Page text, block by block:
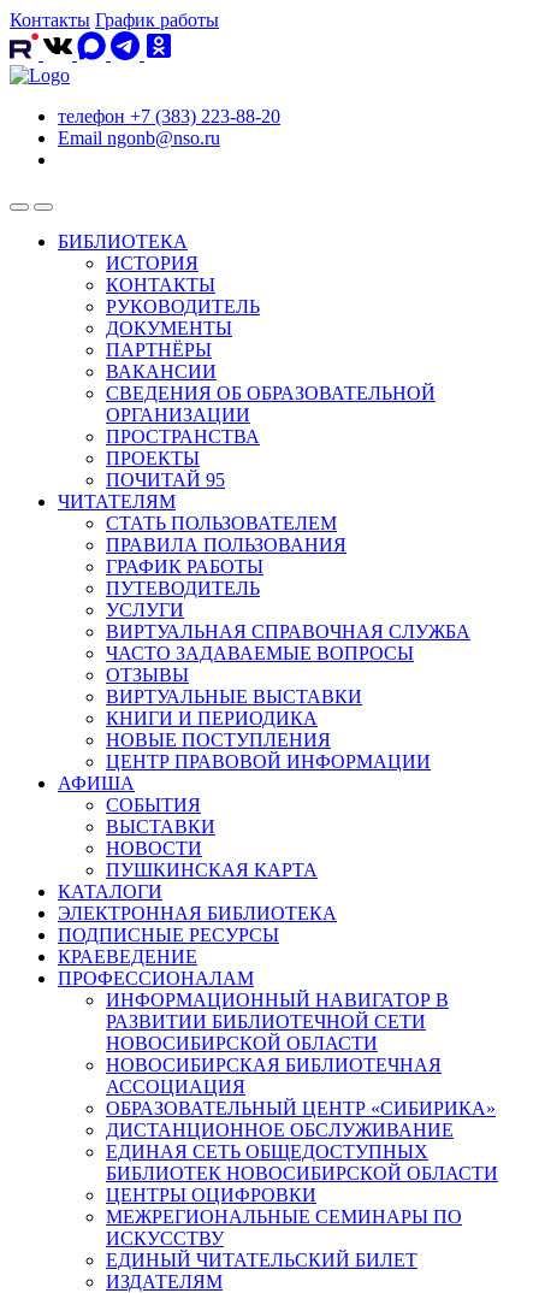
Контакты График работы
телефон +7 (383) 223-88-20
Email ngonb@nso.ru
БИБЛИОТЕКА
ИСТОРИЯ
КОНТАКТЫ
РУКОВОДИТЕЛЬ
ДОКУМЕНТЫ
ПАРТНЁРЫ
ВАКАНСИИ
СВЕДЕНИЯ ОБ ОБРАЗОВАТЕЛЬНОЙ
ОРГАНИЗАЦИИ
ПРОСТРАНСТВА
ПРОЕКТЫ
ПОЧИТАЙ 95
ЧИТАТЕЛЯМ
СТАТЬ ПОЛЬЗОВАТЕЛЕМ
ПРАВИЛА ПОЛЬЗОВАНИЯ
ГРАФИК РАБОТЫ
ПУТЕВОДИТЕЛЬ
УСЛУГИ
ВИРТУАЛЬНАЯ СПРАВОЧНАЯ СЛУЖБА
ЧАСТО ЗАДАВАЕМЫЕ ВОПРОСЫ
ОТЗЫВЫ
ВИРТУАЛЬНЫЕ ВЫСТАВКИ
КНИГИ И ПЕРИОДИКА
НОВЫЕ ПОСТУПЛЕНИЯ
ЦЕНТР ПРАВОВОЙ ИНФОРМАЦИИ
АФИША
СОБЫТИЯ
ВЫСТАВКИ
НОВОСТИ
ПУШКИНСКАЯ КАРТА
КАТАЛОГИ
ЭЛЕКТРОННАЯ БИБЛИОТЕКА
ПОДПИСНЫЕ РЕСУРСЫ
КРАЕВЕДЕНИЕ
ПРОФЕССИОНАЛАМ
ИНФОРМАЦИОННЫЙ НАВИГАТОР В
РАЗВИТИИ БИБЛИОТЕЧНОЙ СЕТИ
НОВОСИБИРСКОЙ ОБЛАСТИ
НОВОСИБИРСКАЯ БИБЛИОТЕЧНАЯ
АССОЦИАЦИЯ
ОБРАЗОВАТЕЛЬНЫЙ ЦЕНТР «СИБИРИКА»
ДИСТАНЦИОННОЕ ОБСЛУЖИВАНИЕ
ЕДИНАЯ СЕТЬ ОБЩЕДОСТУПНЫХ
БИБЛИОТЕК НОВОСИБИРСКОЙ ОБЛАСТИ
ЦЕНТРЫ ОЦИФРОВКИ
МЕЖРЕГИОНАЛЬНЫЕ СЕМИНАРЫ ПО
ИСКУССТВУ
ЕДИНЫЙ ЧИТАТЕЛЬСКИЙ БИЛЕТ
ИЗДАТЕЛЯМ